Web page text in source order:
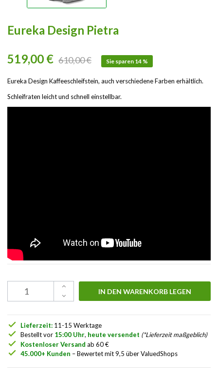
Eureka Design Pietra
519,00 € 610,00 € Sie sparen 14 %
Eureka Design Kaffeeschleifstein, auch verschiedene Farben erhältlich.
Schleifraten leicht und schnell einstellbar.
IN DEN WARENKORB LEGEN
check Lieferzeit: 11-15 Werktage
check Bestellt vor 15:00 Uhr, heute versendet (*Lieferzeit maßgeblich)
check Kostenloser Versand ab 60 €
check 45.000+ Kunden – Bewertet mit 9,5 über ValuedShops